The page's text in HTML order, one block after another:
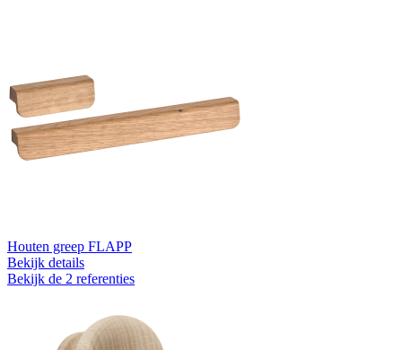
Houten greep FLAPP
Bekijk details
Bekijk de 2 referenties